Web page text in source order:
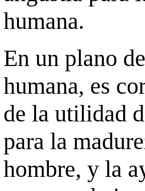
humana.
En un plano
humana, es
de la utilidad
para la
hombre, y la